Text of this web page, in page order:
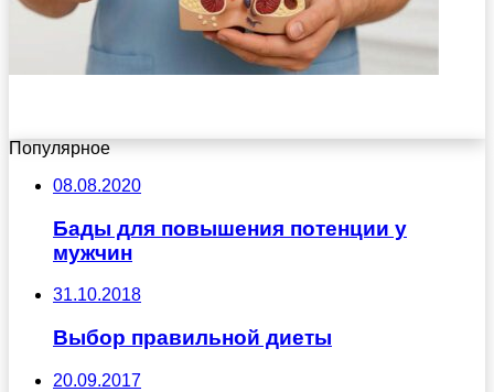
Популярное
08.08.2020
Бады для повышения потенции у
мужчин
31.10.2018
Выбор правильной диеты
20.09.2017